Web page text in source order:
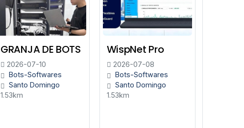
GRANJA DE BOTS
2026-07-10
Bots-Softwares
Santo Domingo
1.53km
WispNet Pro
2026-07-08
Bots-Softwares
Santo Domingo
1.53km